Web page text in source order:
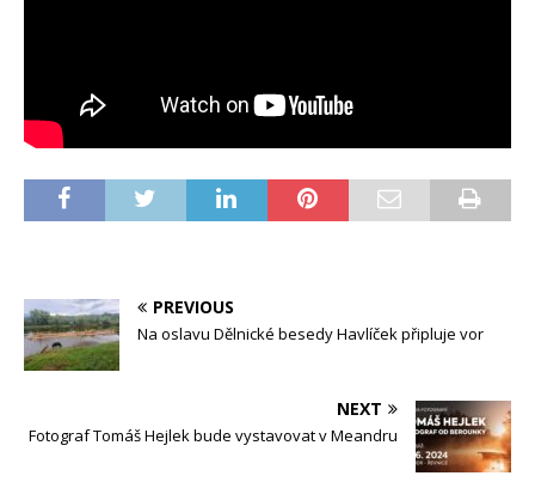
PREVIOUS
Na oslavu Dělnické besedy Havlíček připluje vor
NEXT
Fotograf Tomáš Hejlek bude vystavovat v Meandru